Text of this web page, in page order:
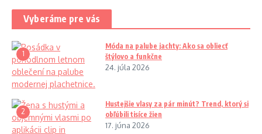
Vyberáme pre vás
1
Móda na palube jachty: Ako sa obliecť
štýlovo a funkčne
24. júla 2026
2
Hustejšie vlasy za pár minút? Trend, ktorý si
obľúbili tisíce žien
17. júna 2026